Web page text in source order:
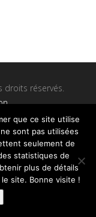
droits réservés.
site
que ce site utilise
sont pas utilisées
seulement de
statistiques de
plus de détails
site. Bonne visite !